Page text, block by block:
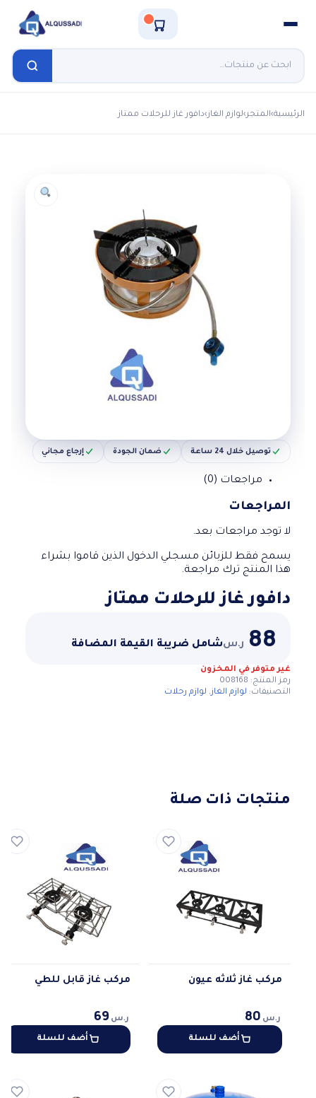
الرئيسية›المتجر›لوازم الغاز›دافور غاز للرحلات ممتاز
دافور غاز للرحلات ممتاز
88 ر.سشامل ضريبة القيمة المضافة
غير متوفر في المخزون
رمز المنتج: 008168
التصنيفات: لوازم الغاز, لوازم رحلات
توصيل خلال 24 ساعة ضمان الجودة إرجاع مجاني
مراجعات (0)
المراجعات
لا توجد مراجعات بعد.
يسمح فقط للزبائن مسجلي الدخول الذين قاموا بشراء
هذا المنتج ترك مراجعة.
منتجات ذات صلة
مركب غاز ثلاثه عيون
ر.س 80
أضف للسلة
مركب غاز قابل للطي
ر.س 69
أضف للسلة